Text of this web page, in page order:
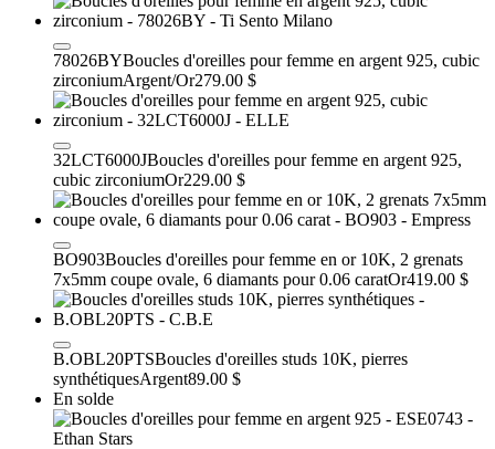
78026BYBoucles d'oreilles pour femme en argent 925, cubic
zirconiumArgent/Or279.00 $
32LCT6000JBoucles d'oreilles pour femme en argent 925,
cubic zirconiumOr229.00 $
BO903Boucles d'oreilles pour femme en or 10K, 2 grenats
7x5mm coupe ovale, 6 diamants pour 0.06 caratOr419.00 $
B.OBL20PTSBoucles d'oreilles studs 10K, pierres
synthétiquesArgent89.00 $
En solde